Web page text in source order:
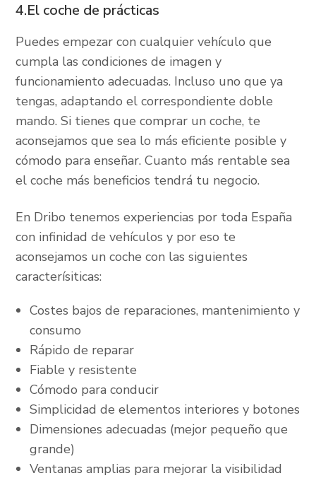
4.El coche de prácticas
Puedes empezar con cualquier vehículo que
cumpla las condiciones de imagen y
funcionamiento adecuadas. Incluso uno que ya
tengas, adaptando el correspondiente doble
mando. Si tienes que comprar un coche, te
aconsejamos que sea lo más eficiente posible y
cómodo para enseñar. Cuanto más rentable sea
el coche más beneficios tendrá tu negocio.
En Dribo tenemos experiencias por toda España
con infinidad de vehículos y por eso te
aconsejamos un coche con las siguientes
caracterísiticas:
Costes bajos de reparaciones, mantenimiento y
consumo
Rápido de reparar
Fiable y resistente
Cómodo para conducir
Simplicidad de elementos interiores y botones
Dimensiones adecuadas (mejor pequeño que
grande)
Ventanas amplias para mejorar la visibilidad